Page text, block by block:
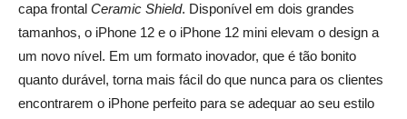
capa frontal Ceramic Shield. Disponível em dois grandes
tamanhos, o iPhone 12 e o iPhone 12 mini elevam o design a
um novo nível. Em um formato inovador, que é tão bonito
quanto durável, torna mais fácil do que nunca para os clientes
encontrarem o iPhone perfeito para se adequar ao seu estilo